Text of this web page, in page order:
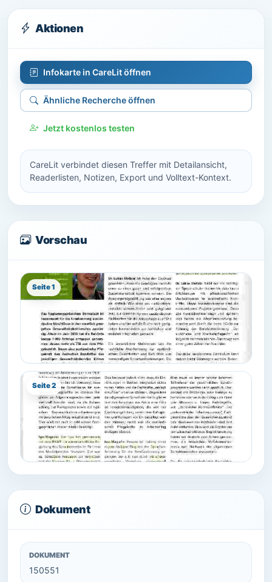
Aktionen
Infokarte in CareLit öffnen
Ähnliche Recherche öffnen
Jetzt kostenlos testen
CareLit verbindet diesen Treffer mit Detailansicht,
Readerlisten, Notizen, Export und Volltext-Kontext.
Vorschau
Seite 1
Seite 2
Dokument
DOKUMENT
150551